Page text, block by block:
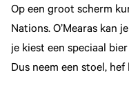
Op een groot scherm
Nations. O’Mearas kan
je kiest een speciaal
Dus neem een stoel,